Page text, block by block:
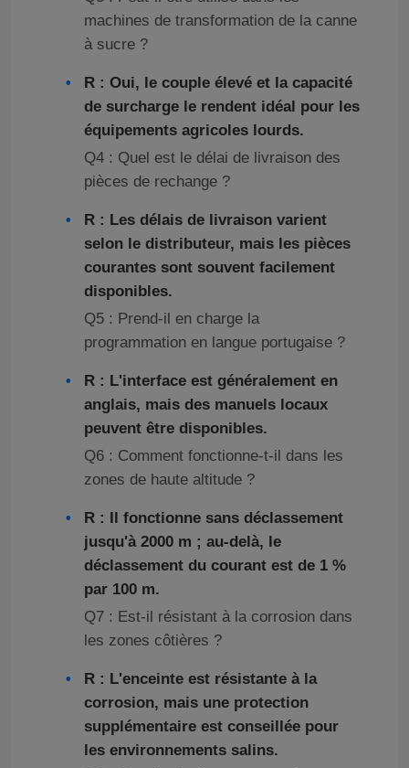
machines de transformation de la canne
à sucre ?
R : Oui, le couple élevé et la capacité
de surcharge le rendent idéal pour les
équipements agricoles lourds.
Q4 : Quel est le délai de livraison des
pièces de rechange ?
R : Les délais de livraison varient
selon le distributeur, mais les pièces
courantes sont souvent facilement
disponibles.
Q5 : Prend-il en charge la
programmation en langue portugaise ?
R : L'interface est généralement en
anglais, mais des manuels locaux
peuvent être disponibles.
Q6 : Comment fonctionne-t-il dans les
zones de haute altitude ?
R : Il fonctionne sans déclassement
jusqu'à 2000 m ; au-delà, le
déclassement du courant est de 1 %
par 100 m.
Q7 : Est-il résistant à la corrosion dans
les zones côtières ?
R : L'enceinte est résistante à la
corrosion, mais une protection
supplémentaire est conseillée pour
les environnements salins.